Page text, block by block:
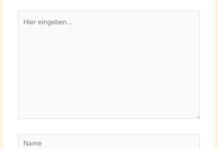
eingeben…
Name